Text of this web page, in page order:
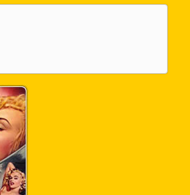
PDF BOOKS